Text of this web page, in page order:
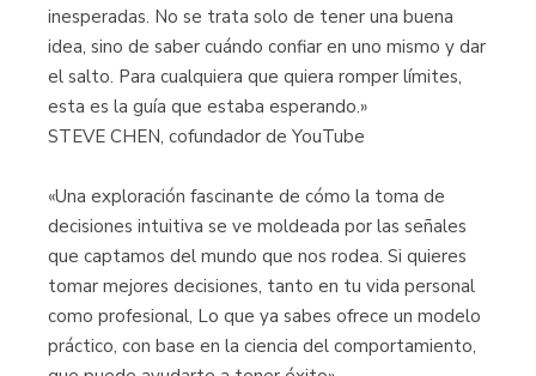
inesperadas. No se trata solo de tener una buena
idea, sino de saber cuándo confiar en uno mismo y dar
el salto. Para cualquiera que quiera romper límites,
esta es la guía que estaba esperando.»
STEVE CHEN, cofundador de YouTube
«Una exploración fascinante de cómo la toma de
decisiones intuitiva se ve moldeada por las señales
que captamos del mundo que nos rodea. Si quieres
tomar mejores decisiones, tanto en tu vida personal
como profesional, Lo que ya sabes ofrece un modelo
práctico, con base en la ciencia del comportamiento,